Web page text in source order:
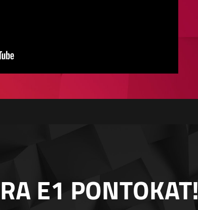
E1 PONTOKAT!